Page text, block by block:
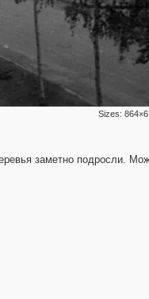
Sizes:
заметно подросли.